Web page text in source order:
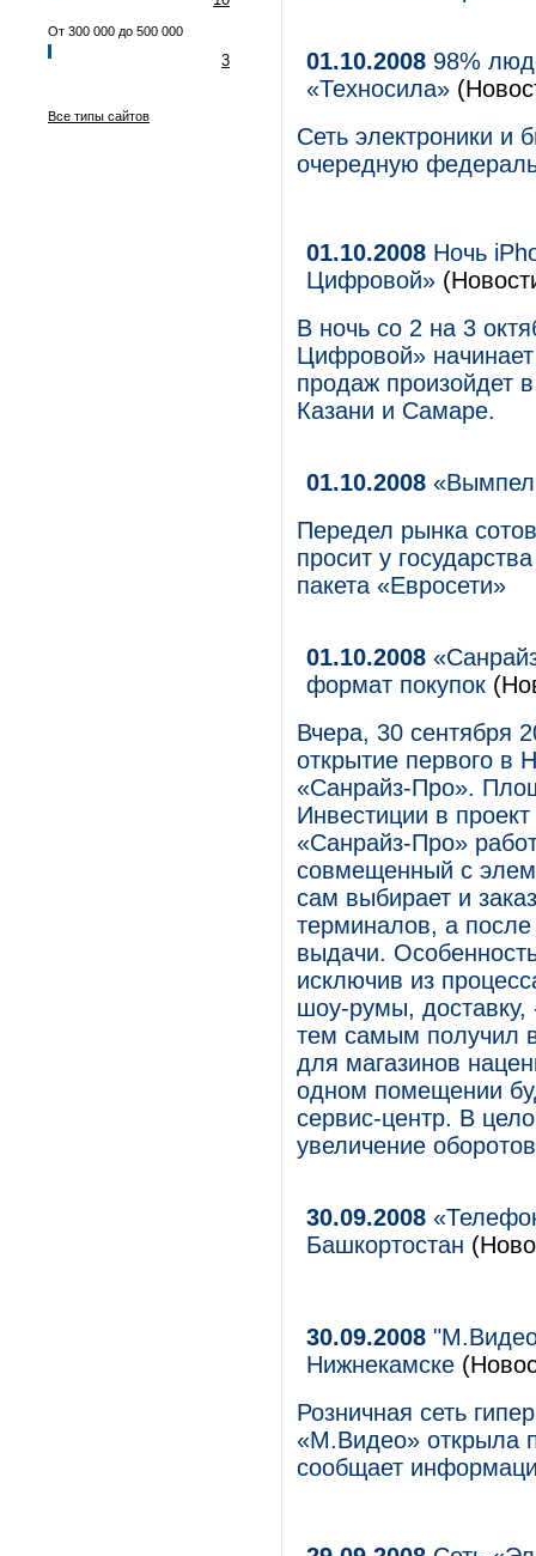
От 300 000 до 500 000
3
Все типы сайтов
01.10.2008 98%
«Техносила»
Сеть электроники и
очередную
01.10.2008 Ночь
Цифровой»
В ночь со 2 на 3
Цифровой»
продаж произойдет
Казани и Самаре.
01.10.2008
Передел рынка
просит у
пакета «Евросети»
01.10.2008
формат покупок
Вчера, 30 сентября
открытие первого в
«Санрайз-Про».
Инвестиции в
«Санрайз-Про»
совмещенный с
сам выбирает и
терминалов, а после
выдачи.
исключив из
шоу-румы,
тем самым получил
для магазинов
одном помещении
сервис-центр. В
увеличение
30.09.2008
Башкортостан
30.09.2008
Нижнекамске
Розничная сеть
«М.Видео» открыла
сообщает